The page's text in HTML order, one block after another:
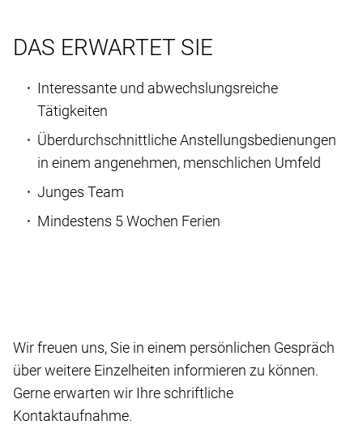
DAS ERWARTET SIE
Interessante und abwechslungsreiche
Tätigkeiten
Überdurchschnittliche Anstellungsbedienungen
in einem angenehmen, menschlichen Umfeld
Junges Team
Mindestens 5 Wochen Ferien
Wir freuen uns, Sie in einem persönlichen Gespräch
über weitere Einzelheiten informieren zu können.
Gerne erwarten wir Ihre schriftliche
Kontaktaufnahme.